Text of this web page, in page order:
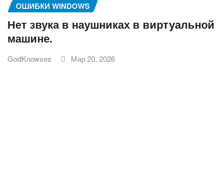
ОШИБКИ WINDOWS
Нет звука в наушниках в виртуальной
машине.
GodKnowses Мар 20, 2026